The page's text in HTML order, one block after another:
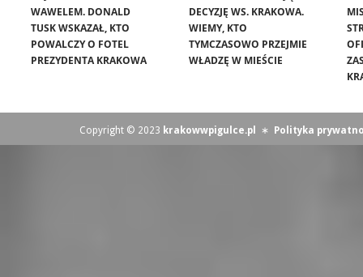
WAWELEM. DONALD
TUSK WSKAZAŁ, KTO
POWALCZY O FOTEL
PREZYDENTA KRAKOWA
DECYZJĘ WS. KRAKOWA.
WIEMY, KTO
TYMCZASOWO PRZEJMIE
WŁADZĘ W MIEŚCIE
Copyright © 2023 krakowwpigulce.pl ∗ Polityka